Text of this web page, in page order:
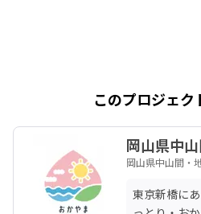
このプロジェク
岡山県中
岡山県中山間・
東京新橋に